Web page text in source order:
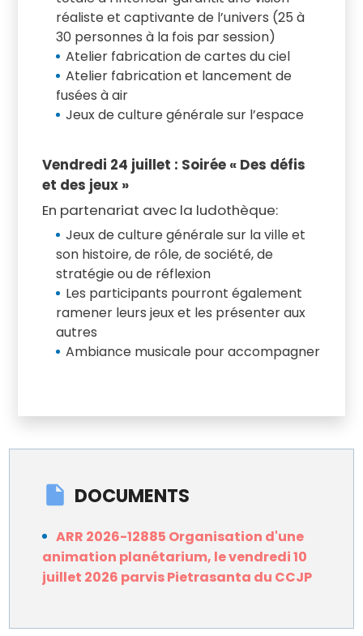
réaliste et captivante de l’univers (25 à
30 personnes à la fois par session)
Atelier fabrication de cartes du ciel
Atelier fabrication et lancement de
fusées à air
Jeux de culture générale sur l’espace
Vendredi 24 juillet : Soirée « Des défis
et des jeux »
En partenariat avec la ludothèque:
Jeux de culture générale sur la ville et
son histoire, de rôle, de société, de
stratégie ou de réflexion
Les participants pourront également
ramener leurs jeux et les présenter aux
autres
Ambiance musicale pour accompagner
DOCUMENTS
ARR 2026-12885 Organisation d'une
animation planétarium, le vendredi 10
juillet 2026 parvis Pietrasanta du CCJP